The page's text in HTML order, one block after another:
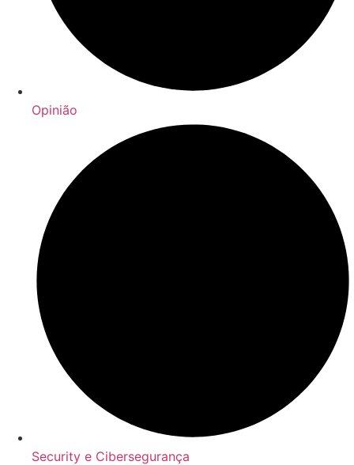
Opinião
Security e Cibersegurança